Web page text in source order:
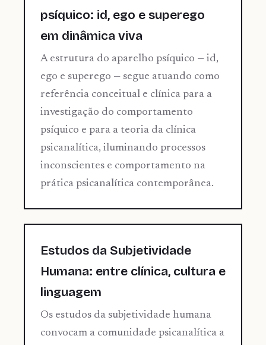
psíquico: id, ego e superego
em dinâmica viva
A estrutura do aparelho psíquico — id,
ego e superego — segue atuando como
referência conceitual e clínica para a
investigação do comportamento
psíquico e para a teoria da clínica
psicanalítica, iluminando processos
inconscientes e comportamento na
prática psicanalítica contemporânea.
Estudos da Subjetividade
Humana: entre clínica, cultura e
linguagem
Os estudos da subjetividade humana
convocam a comunidade psicanalítica a